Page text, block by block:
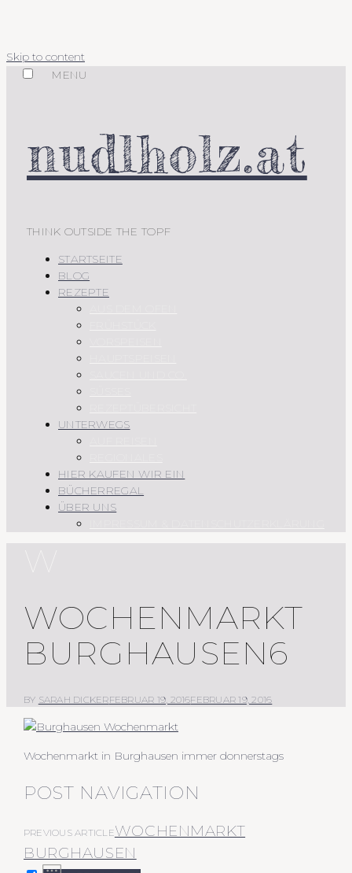
Skip to content
MENU
nudlholz.at
THINK OUTSIDE THE TOPF
STARTSEITE
BLOG
REZEPTE
UNTERWEGS
HIER KAUFEN WIR EIN
BÜCHERREGAL
ÜBER UNS
WOCHENMARKT
BURGHAUSEN6
BY SARAH DICKERFEBRUAR 19, 2016FEBRUAR 19, 2016
Wochenmarkt in Burghausen immer donnerstags
POST NAVIGATION
PREVIOUS ARTICLEWOCHENMARKT
BURGHAUSEN